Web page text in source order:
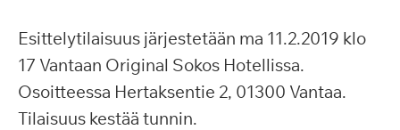
Esittelytilaisuus järjestetään ma 11.2.2019 klo
17 Vantaan Original Sokos Hotellissa.
Osoitteessa Hertaksentie 2, 01300 Vantaa.
Tilaisuus kestää tunnin.